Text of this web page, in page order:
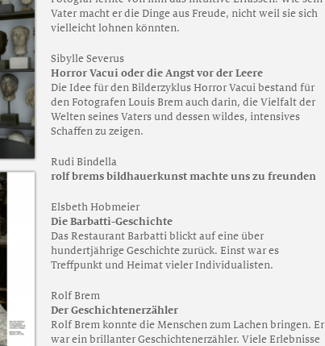
Vater macht er die Dinge aus Freude, nicht weil sie sich
vielleicht lohnen könnten.
Sibylle Severus
Horror Vacui oder die Angst vor der Leere
Die Idee für den Bilderzyklus Horror Vacui bestand für
den Fotografen Louis Brem auch darin, die Vielfalt der
Welten seines Vaters und dessen wildes, intensives
Schaffen zu zeigen.
Rudi Bindella
rolf brems bildhauerkunst machte uns zu freunden
Elsbeth Hobmeier
Die Barbatti-Geschichte
Das Restaurant Barbatti blickt auf eine über
hundertjährige Geschichte zurück. Einst war es
Treffpunkt und Heimat vieler Individualisten.
Rolf Brem
Der Geschichtenerzähler
Rolf Brem konnte die Menschen zum Lachen bringen. Er
war ein brillanter Geschichtenerzähler. Viele Erlebnisse